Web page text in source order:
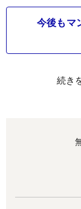
今後もマ
続き